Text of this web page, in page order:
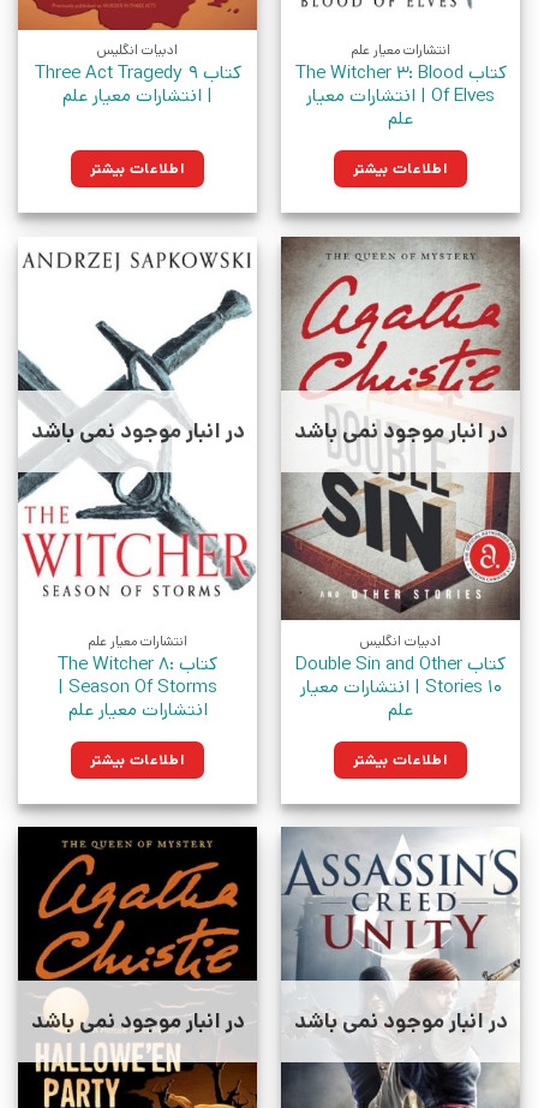
انتشارات معیار علم
کتاب The Witcher 3: Blood
Of Elves | انتشارات معیار
علم
اطلاعات بیشتر
ادبیات انگلیس
کتاب Three Act Tragedy 9
| انتشارات معیار علم
اطلاعات بیشتر
در انبار موجود نمی باشد
ادبیات انگلیس
کتاب Double Sin and Other
Stories 10 | انتشارات معیار
علم
اطلاعات بیشتر
در انبار موجود نمی باشد
انتشارات معیار علم
کتاب The Witcher 8:
Season Of Storms |
انتشارات معیار علم
اطلاعات بیشتر
در انبار موجود نمی باشد در انبار موجود نمی باشد